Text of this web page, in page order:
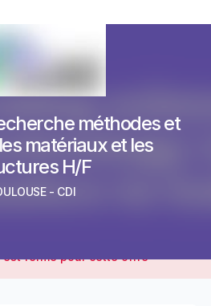
méthodes et
matériaux et les
H/F
- CDI
est fermé pour cette offre